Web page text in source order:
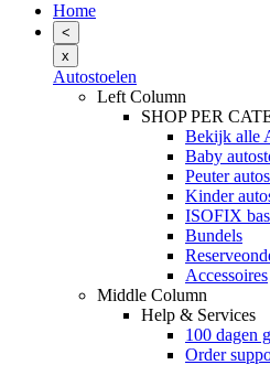
Home
<
x
Autostoelen
Left Column
SHOP PER
Bekijk alle
Baby
Peuter
Kinder
ISOFIX
Bundels
Accessoires
Middle Column
Help & Services
100 dagen
Order